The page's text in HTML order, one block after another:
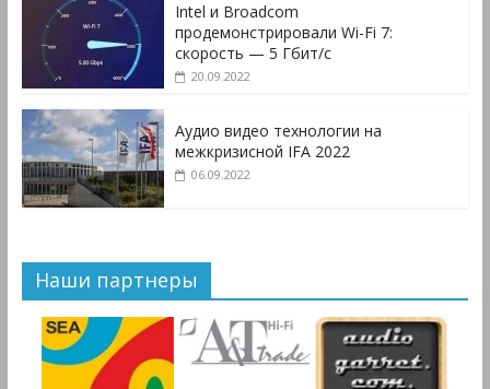
Intel и Broadcom
продемонстрировали Wi-Fi 7:
скорость — 5 Гбит/с
20.09.2022
Аудио видео технологии на
межкризисной IFA 2022
06.09.2022
Наши партнеры